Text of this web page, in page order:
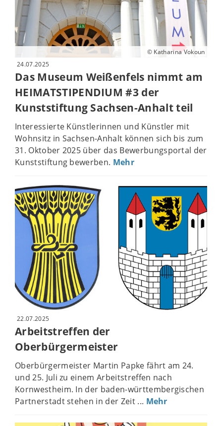
© Katharina Vokoun
24.07.2025
Das Museum Weißenfels nimmt am
HEIMATSTIPENDIUM #3 der
Kunststiftung Sachsen-Anhalt teil
Interessierte Künstlerinnen und Künstler mit
Wohnsitz in Sachsen-Anhalt können sich bis zum
31. Oktober 2025 über das Bewerbungsportal der
Kunststiftung bewerben. Mehr
22.07.2025
Arbeitstreffen der
Oberbürgermeister
Oberbürgermeister Martin Papke fährt am 24.
und 25. Juli zu einem Arbeitstreffen nach
Kornwestheim. In der baden-württembergischen
Partnerstadt stehen in der Zeit ... Mehr